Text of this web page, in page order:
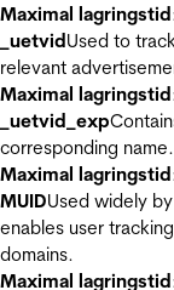
Maximal lagringstid
_uetvidUsed to
relevant
Maximal lagringstid
_uetvid_exp
corresponding name.
Maximal lagringstid
MUIDUsed widely
enables user
domains.
Maximal lagringstid